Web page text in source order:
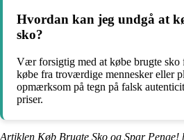
Hvordan kan jeg undgå at
sko?
Vær forsigtig med at købe brugte sko
købe fra troværdige mennesker eller
opmærksom på tegn på falsk
priser.
Artiklen Køb Brugte Sko og Spar Penge!